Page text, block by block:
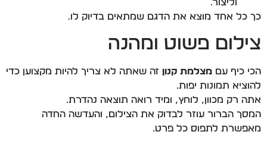
וליצור.
כך כל אחד מוצא את הדגם שמתאים בדיוק לו.
צילום פשוט ומהנה
הכי כיף עם מצלמת קנון זה שאתה לא צריך להיות מקצוען כדי
להוציא תמונות יפות.
אתה רק מכוון, לוחץ, ומיד רואה תוצאה נהדרת.
המסך הברור עוזר לבדוק את הצילום, והעדשה החדה
מאפשרת לתפוס כל פרט.